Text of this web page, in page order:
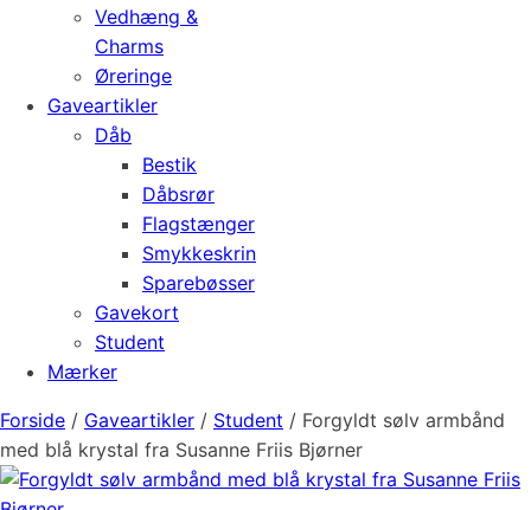
Vedhæng &
Charms
Øreringe
Gaveartikler
Dåb
Bestik
Dåbsrør
Flagstænger
Smykkeskrin
Sparebøsser
Gavekort
Student
Mærker
Forside / Gaveartikler / Student / Forgyldt sølv armbånd
med blå krystal fra Susanne Friis Bjørner